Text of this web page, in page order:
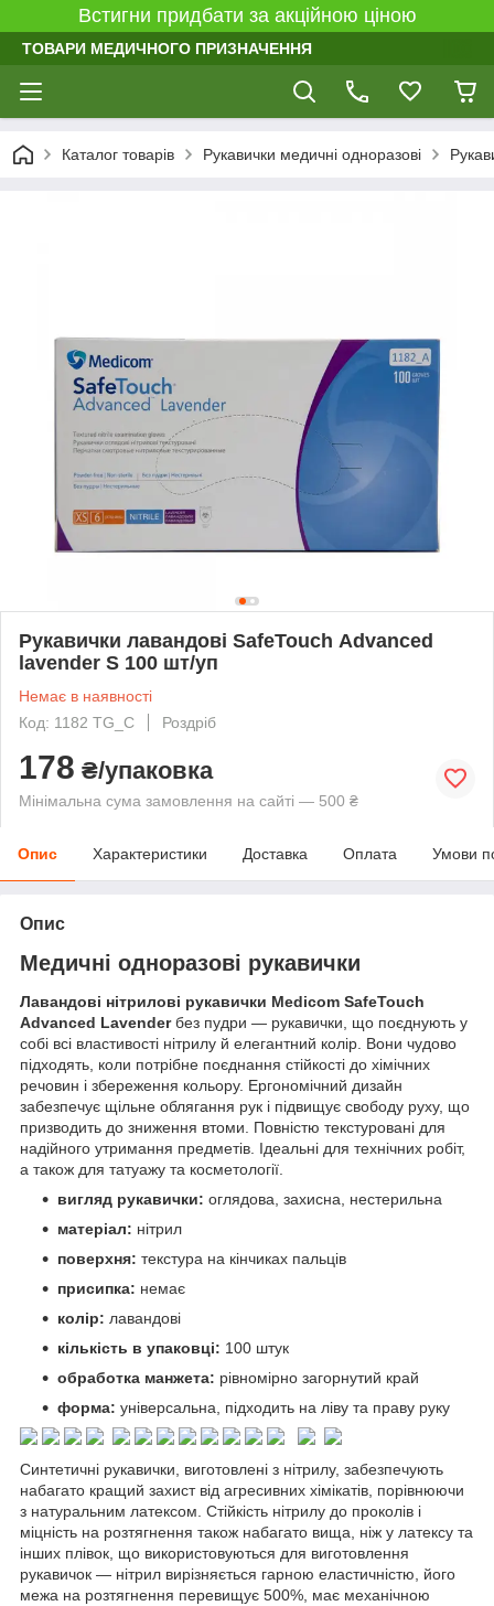
Встигни придбати за акційною ціною
ТОВАРИ МЕДИЧНОГО ПРИЗНАЧЕННЯ
Каталог товарів Рукавички медичні одноразові
Рукавички лавандові SafeTouch Advanced
lavender S 100 шт/уп
Немає в наявності
Код: 1182 TG_C
Роздріб
178 ₴/упаковка
Мінімальна сума замовлення на сайті — 500 ₴
Опис Характеристики Доставка Оплата Умови
Опис
Медичні одноразові рукавички
Лавандові нітрилові рукавички Medicom SafeTouch
Advanced Lavenderбез пудри — рукавички, що поєднують у
собі всі властивості нітрилу й елегантний колір. Вони чудово
підходять, коли потрібне поєднання стійкості до хімічних
речовин і збереження кольору. Ергономічний дизайн
забезпечує щільне облягання рук і підвищує свободу руху, що
призводить до зниження втоми. Повністю текстуровані для
надійного утримання предметів. Ідеальні для технічних робіт,
а також для татуажу та косметології.
вигляд рукавички: оглядова, захисна, нестерильна
матеріал: нітрил
поверхня: текстура на кінчиках пальців
присипка: немає
колір: лавандові
кількість в упаковці: 100 штук
обработка манжета: рівномірно загорнутий край
форма: універсальна, підходить на ліву та праву руку
Синтетичні рукавички, виготовлені з нітрилу, забезпечують
набагато кращий захист від агресивних хімікатів, порівнюючи
з натуральним латексом. Стійкість нітрилу до проколів і
міцність на розтягнення також набагато вища, ніж у латексу та
інших плівок, що використовуються для виготовлення
рукавичок — нітрил вирізняється гарною еластичністю, його
межа на розтягнення перевищує 500%, має механічною